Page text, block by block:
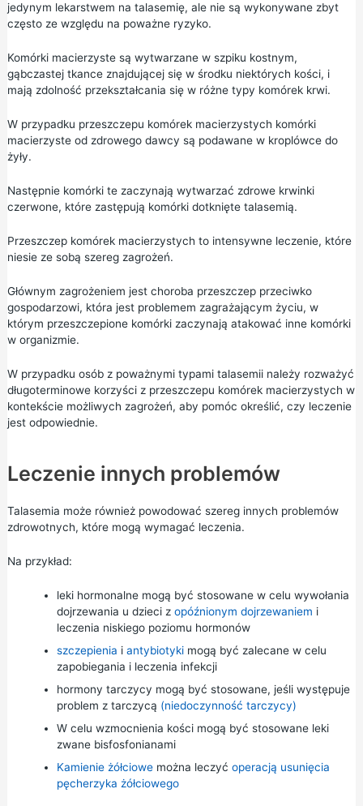
jedynym lekarstwem na talasemię, ale nie są wykonywane zbyt
często ze względu na poważne ryzyko.
Komórki macierzyste są wytwarzane w szpiku kostnym,
gąbczastej tkance znajdującej się w środku niektórych kości, i
mają zdolność przekształcania się w różne typy komórek krwi.
W przypadku przeszczepu komórek macierzystych komórki
macierzyste od zdrowego dawcy są podawane w kroplówce do
żyły.
Następnie komórki te zaczynają wytwarzać zdrowe krwinki
czerwone, które zastępują komórki dotknięte talasemią.
Przeszczep komórek macierzystych to intensywne leczenie, które
niesie ze sobą szereg zagrożeń.
Głównym zagrożeniem jest choroba przeszczep przeciwko
gospodarzowi, która jest problemem zagrażającym życiu, w
którym przeszczepione komórki zaczynają atakować inne komórki
w organizmie.
W przypadku osób z poważnymi typami talasemii należy rozważyć
długoterminowe korzyści z przeszczepu komórek macierzystych w
kontekście możliwych zagrożeń, aby pomóc określić, czy leczenie
jest odpowiednie.
Leczenie innych problemów
Talasemia może również powodować szereg innych problemów
zdrowotnych, które mogą wymagać leczenia.
Na przykład:
leki hormonalne mogą być stosowane w celu wywołania
dojrzewania u dzieci z opóźnionym dojrzewaniem i
leczenia niskiego poziomu hormonów
szczepienia i antybiotykimogą być zalecane w celu
zapobiegania i leczenia infekcji
hormony tarczycy mogą być stosowane, jeśli występuje
problem z tarczycą (niedoczynność tarczycy)
W celu wzmocnienia kości mogą być stosowane leki
zwane bisfosfonianami
Kamienie żółciowemożna leczyć operacją usunięcia
pęcherzyka żółciowego